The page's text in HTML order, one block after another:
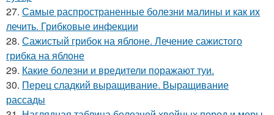
27. Самые распространенные болезни малины и как их
лечить. Грибковые инфекции
28. Сажистый грибок на яблоне. Лечение сажистого
грибка на яблоне
29. Какие болезни и вредители поражают туи.
30. Перец сладкий выращивание. Выращивание
рассады